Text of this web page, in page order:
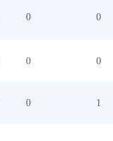
0 0
0 0
0 1